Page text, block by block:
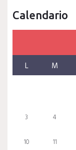
Calendario
L M
3 4
10 11